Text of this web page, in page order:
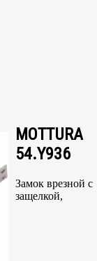
MOTTURA
54.Y936
Замок врезной с
защелкой,